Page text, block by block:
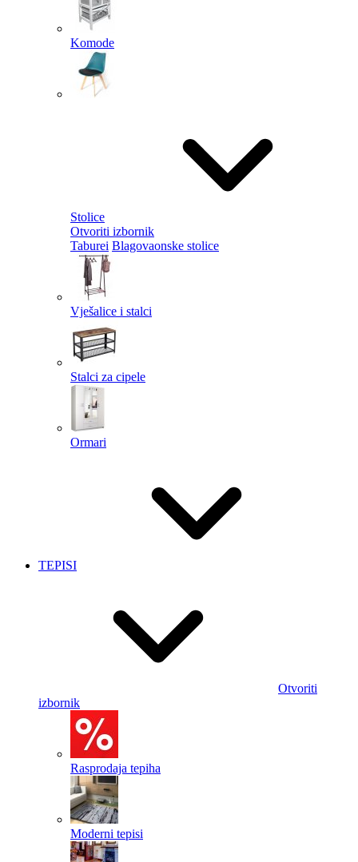
Komode
Stolice
Otvoriti izbornik
Taburei Blagovaonske stolice
Vješalice i stalci
Stalci za cipele
Ormari
TEPISI
Otvoriti
izbornik
Rasprodaja tepiha
Moderni tepisi